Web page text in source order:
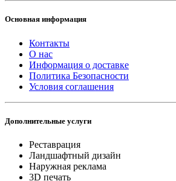
Основная информация
Контакты
О нас
Информация о доставке
Политика Безопасности
Условия соглашения
Дополнительные услуги
Реставрация
Ландшафтный дизайн
Наружная реклама
3D печать